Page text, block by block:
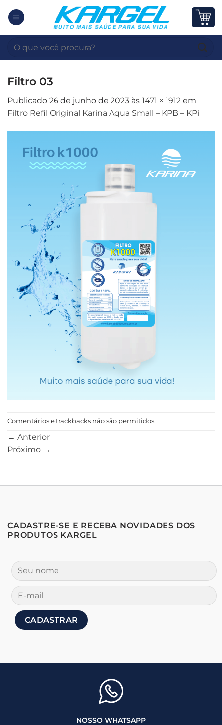
Pesquisar
Filtro 03
Publicado 26 de junho de 2023 às 1471 × 1912 em
Filtro Refil Original Karina Aqua Small – KPB – KPi
Comentários e trackbacks não são permitidos.
← Anterior
Próximo →
CADASTRE-SE E RECEBA NOVIDADES DOS
PRODUTOS KARGEL
NOSSO WHATSAPP